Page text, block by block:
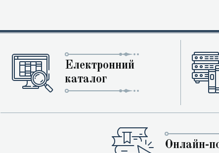
Електронний
каталог
Онлайн-